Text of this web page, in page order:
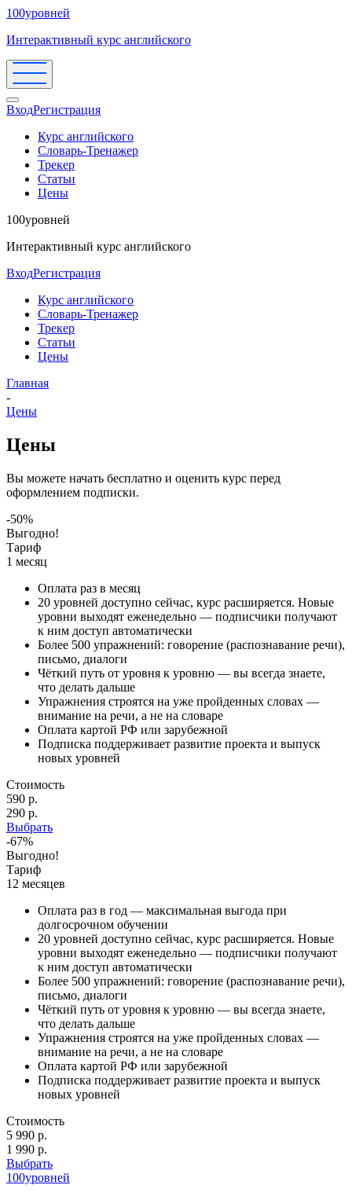
100уровней
Интерактивный курс английского
ВходРегистрация
Курс английского
Словарь-Тренажер
Трекер
Статьи
Цены
100уровней
Интерактивный курс английского
ВходРегистрация
Курс английского
Словарь-Тренажер
Трекер
Статьи
Цены
Главная
-
Цены
Цены
Вы можете начать бесплатно и оценить курс перед
оформлением подписки.
-50%
Выгодно!
Тариф
1 месяц
Оплата раз в месяц
20 уровней доступно сейчас, курс расширяется. Новые
уровни выходят еженедельно — подписчики получают
к ним доступ автоматически
Более 500 упражнений: говорение (распознавание речи),
письмо, диалоги
Чёткий путь от уровня к уровню — вы всегда знаете,
что делать дальше
Упражнения строятся на уже пройденных словах —
внимание на речи, а не на словаре
Оплата картой РФ или зарубежной
Подписка поддерживает развитие проекта и выпуск
новых уровней
Стоимость
590 р.
290 р.
Выбрать
-67%
Выгодно!
Тариф
12 месяцев
Оплата раз в год — максимальная выгода при
долгосрочном обучении
20 уровней доступно сейчас, курс расширяется. Новые
уровни выходят еженедельно — подписчики получают
к ним доступ автоматически
Более 500 упражнений: говорение (распознавание речи),
письмо, диалоги
Чёткий путь от уровня к уровню — вы всегда знаете,
что делать дальше
Упражнения строятся на уже пройденных словах —
внимание на речи, а не на словаре
Оплата картой РФ или зарубежной
Подписка поддерживает развитие проекта и выпуск
новых уровней
Стоимость
5 990 р.
1 990 р.
Выбрать
100уровней